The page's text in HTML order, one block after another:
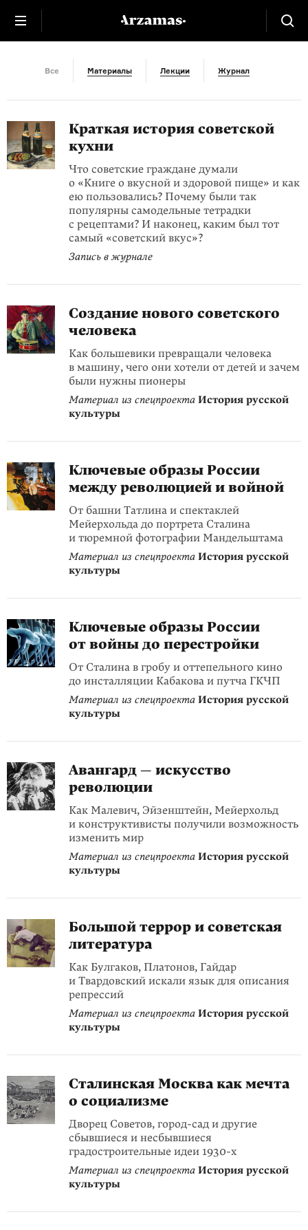
СССР
Все Материалы Лекции Журнал
Краткая история советской
кухни
Что советские граждане думали
о «Книге о вкусной и здоровой пище» и как
ею пользовались? Почему были так
популярны самодельные тетрадки
с рецептами? И наконец, каким был тот
самый «советский вкус»?
Запись в журнале
Создание нового советского
человека
Как большевики превращали человека
в машину, чего они хотели от детей и зачем
были нужны пионеры
Материал из спецпроекта История русской
культуры
Ключевые образы России
между революцией и войной
От башни Татлина и спектаклей
Мейерхольда до портрета Сталина
и тюремной фотографии Мандельштама
Материал из спецпроекта История русской
культуры
Ключевые образы России
от войны до перестройки
От Сталина в гробу и оттепельного кино
до инсталляции Кабакова и путча ГКЧП
Материал из спецпроекта История русской
культуры
Авангард — искусство
революции
Как Малевич, Эйзенштейн, Мейерхольд
и конструктивисты получили возможность
изменить мир
Материал из спецпроекта История русской
культуры
Большой террор и советская
литература
Как Булгаков, Платонов, Гайдар
и Твардовский искали язык для описания
репрессий
Материал из спецпроекта История русской
культуры
Сталинская Москва как мечта
о социализме
Дворец Советов, город-сад и другие
сбывшиеся и несбывшиеся
градостроительные идеи 1930-х
Материал из спецпроекта История русской
культуры